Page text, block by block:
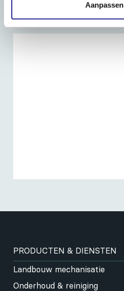
Aanpassen
PRODUCTEN & DIENSTEN
Landbouw mechanisatie
Onderhoud & reiniging